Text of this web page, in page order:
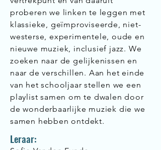
proberen we linken te leggen met
klassieke, geïmproviseerde, niet-
westerse, experimentele, oude en
nieuwe muziek, inclusief jazz. We
zoeken naar de gelijkenissen en
naar de verschillen. Aan het einde
van het schooljaar stellen we een
playlist samen om te dwalen door
de wonderbaarlijke muziek die we
samen hebben ontdekt.
Leraar: